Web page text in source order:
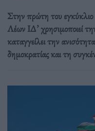
Στην πρώτη του
Λέων ΙΔ’ χρησιμοποιεί
καταγγείλει την
δημοκρατίας και τη